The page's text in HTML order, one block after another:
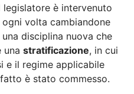
è intervenuto
volta cambiandone
disciplina nuova che
una stratificazione, in cui
e il regime applicabile
è stato commesso.